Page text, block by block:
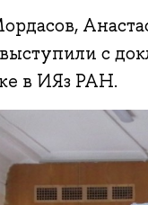
с
в ИЯз РАН.